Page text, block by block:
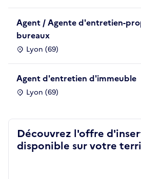
Agent / Agente d'entretien-
bureaux
Lyon (69)
Agent d'entretien d'immeuble
Lyon (69)
Découvrez l'offre
disponible sur votre